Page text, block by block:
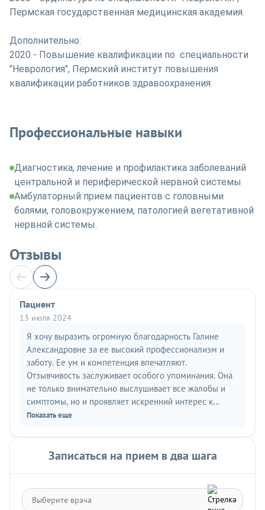
Пермская государственная медицинская академия.
Дополнительно:
2020 - Повышение квалификации по специальности
"Неврология", Пермский институт повышения
квалификации работников здравоохранения.
Профессиональные навыки
Диагностика, лечение и профилактика заболеваний
центральной и периферической нервной системы
Амбулаторный прием пациентов с головными
болями, головокружением, патологией вегетативной
нервной системы.
Отзывы
Пациент
13 июля 2024
Я хочу выразить огромную благодарность Галине
Александровне за ее высокий профессионализм и
заботу. Ее ум и компетенция впечатляют.
Отзывчивость заслуживает особого упоминания. Она
не только внимательно выслушивает все жалобы и
симптомы, но и проявляет искренний интерес к
благополучию и успешности лечения. Ее способность
доступным языком делает визит к врачу менее
стрессовым и более информативным. Я безмерно
хочу сказать за умение успокаивать пациента и
выстраивать доверительные отношения. Я обратилась
Показать еще
Записаться на прием в два шага